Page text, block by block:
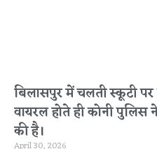
बिलासपुर में चलती स्कूटी
वायरल होते ही कोनी पुलिस
की है।
April 30, 2026